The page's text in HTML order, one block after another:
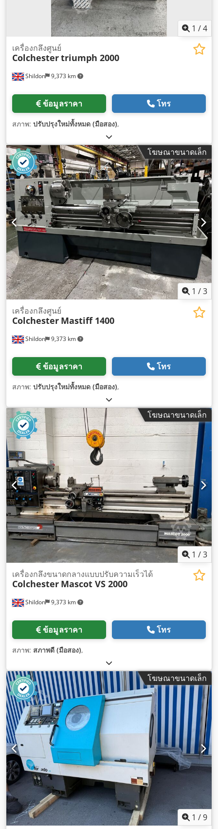
1 /4
Shildon 9,373 km
เครื่องกลึงศูนย์
Colchestertriumph 2000
ข้อมูลราคา โทร
สภาพ: ปรับปรุงใหม่ทั้งหมด (มือสอง),
โฆษณาขนาดเล็ก
1 /3
Shildon 9,373 km
เครื่องกลึงศูนย์
Colchester Mastiff 1400
ข้อมูลราคา โทร
สภาพ: ปรับปรุงใหม่ทั้งหมด (มือสอง),
โฆษณาขนาดเล็ก
1 /3
Shildon 9,373 km
เครื่องกลึงขนาดกลางแบบปรับความเร็วได้
Colchester Mascot VS 2000
ข้อมูลราคา โทร
สภาพ: สภาพดี (มือสอง),
โฆษณาขนาดเล็ก
1 /9